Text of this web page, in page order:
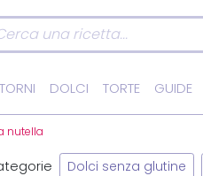
DOLCI TORTE GUIDE
nutella
Dolci senza glutine